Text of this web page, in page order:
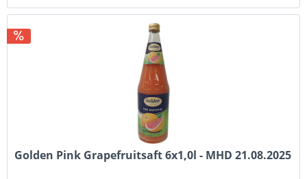
Golden Pink Grapefruitsaft 6x1,0l - MHD 21.08.2025